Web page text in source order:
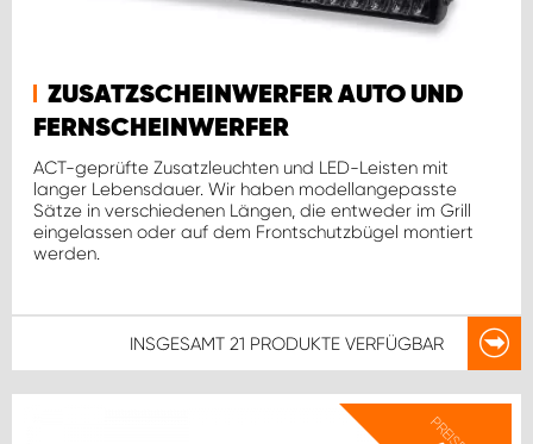
ZUSATZSCHEINWERFER AUTO UND
FERNSCHEINWERFER
ACT-geprüfte Zusatzleuchten und LED-Leisten mit
langer Lebensdauer. Wir haben modellangepasste
Sätze in verschiedenen Längen, die entweder im Grill
eingelassen oder auf dem Frontschutzbügel montiert
werden.
INSGESAMT 21 PRODUKTE VERFÜGBAR